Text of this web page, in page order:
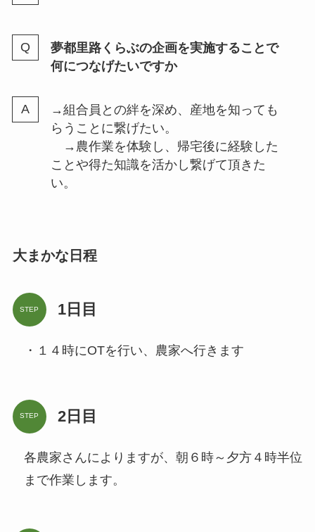
夢都里路くらぶの企画を実施することで
何につなげたいですか
→組合員との絆を深め、産地を知っても
らうことに繋げたい。
→農作業を体験し、帰宅後に経験した
ことや得た知識を活かし繋げて頂きた
い。
大まかな日程
STEP 1日目
・１４時にOTを行い、農家へ行きます
STEP 2日目
各農家さんによりますが、朝６時～夕方４時半位
まで作業します。